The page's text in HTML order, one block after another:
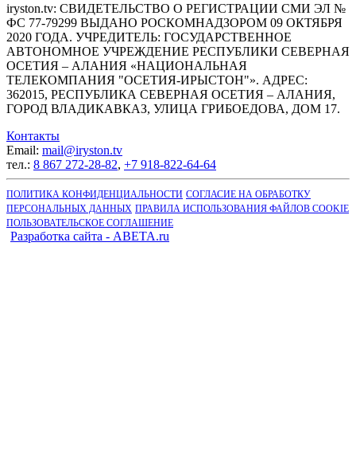
iryston.tv: CВИДЕТЕЛЬСТВО О РЕГИСТРАЦИИ СМИ ЭЛ №
ФС 77-79299 ВЫДАНО РОСКОМНАДЗОРОМ 09 ОКТЯБРЯ
2020 ГОДА. УЧРЕДИТЕЛЬ: ГОСУДАРСТВЕННОЕ
АВТОНОМНОЕ УЧРЕЖДЕНИЕ РЕСПУБЛИКИ СЕВЕРНАЯ
ОСЕТИЯ – АЛАНИЯ «НАЦИОНАЛЬНАЯ
ТЕЛЕКОМПАНИЯ "ОСЕТИЯ-ИРЫСТОН"». АДРЕС:
362015, РЕСПУБЛИКА СЕВЕРНАЯ ОСЕТИЯ – АЛАНИЯ,
ГОРОД ВЛАДИКАВКАЗ, УЛИЦА ГРИБОЕДОВА, ДОМ 17.
Контакты
Email: mail@iryston.tv
тел.: 8 867 272-28-82, +7 918-822-64-64
ПОЛИТИКА КОНФИДЕНЦИАЛЬНОСТИ СОГЛАСИЕ НА ОБРАБОТКУ
ПЕРСОНАЛЬНЫХ ДАННЫХ ПРАВИЛА ИСПОЛЬЗОВАНИЯ ФАЙЛОВ COOKIE
ПОЛЬЗОВАТЕЛЬСКОЕ СОГЛАШЕНИЕ
Разработка сайта - ABETA.ru